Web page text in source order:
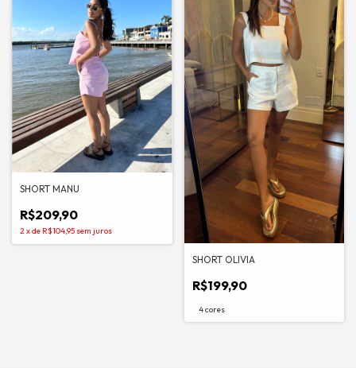
SHORT MANU
R$209,90
2 xde R$104,95 sem juros
SHORT OLIVIA
R$199,90
4 cores